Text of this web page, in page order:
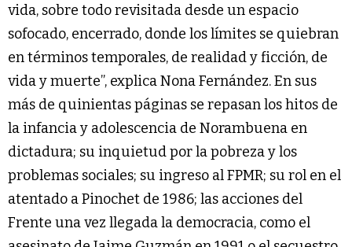
vida, sobre todo revisitada desde un espacio
sofocado, encerrado, donde los límites se quiebran
en términos temporales, de realidad y ficción, de
vida y muerte”, explica Nona Fernández. En sus
más de quinientas páginas se repasan los hitos de
la infancia y adolescencia de Norambuena en
dictadura; su inquietud por la pobreza y los
problemas sociales; su ingreso al FPMR; su rol en el
atentado a Pinochet de 1986; las acciones del
Frente una vez llegada la democracia, como el